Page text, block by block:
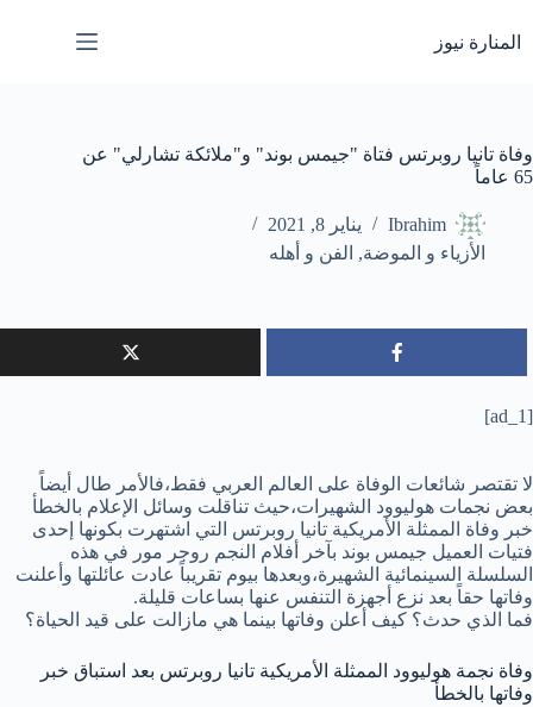
إلى
المحتوى
المنارة نيوز
وفاة تانيا روبرتس فتاة "جيمس بوند" و"ملائكة تشارلي" عن
65 عاماً
Ibrahim
يناير 8, 2021
الأزياء و الموضة, الفن و أهله
[ad_1]
لا تقتصر شائعات الوفاة على العالم العربي فقط،فالأمر طال أيضاً
بعض نجمات هوليوود الشهيرات،حيث تناقلت وسائل الإعلام بالخطأ
خبر وفاة الممثلة الأمريكية تانيا روبرتس التي اشتهرت بكونها إحدى
فتيات العميل جيمس بوند بآخر أفلام النجم روجر مور في هذه
السلسلة السينمائية الشهيرة،وبعدها بيوم تقريباً عادت عائلتها وأعلنت
وفاتها حقاً بعد نزع أجهزة التنفس عنها بساعات قليلة.
فما الذي حدث؟ كيف أعلن وفاتها بينما هي مازالت على قيد الحياة؟
وفاة نجمة هوليوود الممثلة الأمريكية تانيا روبرتس بعد استباق خبر
وفاتها بالخطأ